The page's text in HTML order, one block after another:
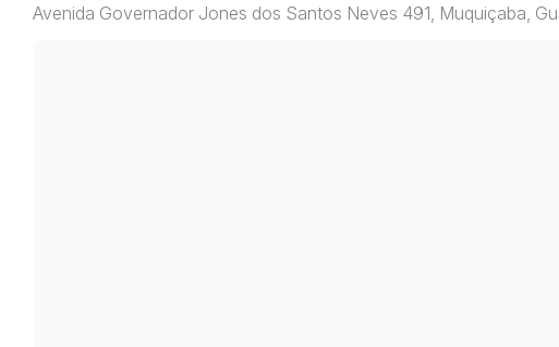
Avenida Governador Jones dos Santos Neves 491, Muquiçaba,